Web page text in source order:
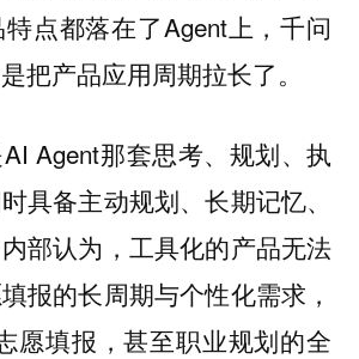
点都落在了Agent上，千问
把产品应用周期拉长了。
Agent那套思考、规划、执
具备主动规划、长期记忆、
部认为，工具化的产品无法
报的长周期与个性化需求，
愿填报，甚至职业规划的全